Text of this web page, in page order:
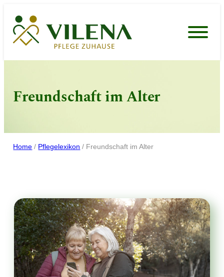
Inhalt
springen
Freundschaft im Alter
Home / Pflegelexikon / Freundschaft im Alter